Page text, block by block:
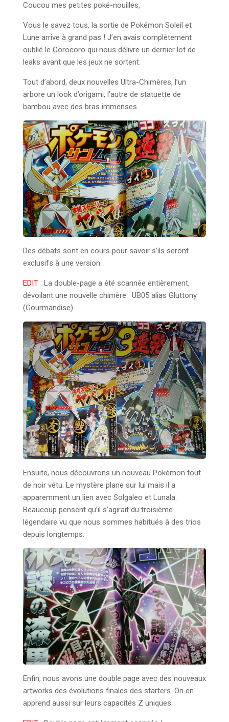
Coucou mes petites poké-nouilles,
Vous le savez tous, la sortie de Pokémon Soleil et
Lune arrive à grand pas ! J’en avais complètement
oublié le Corocoro qui nous délivre un dernier lot de
leaks avant que les jeux ne sortent.
Tout d’abord, deux nouvelles Ultra-Chimères, l’un
arbore un look d’origami, l’autre de statuette de
bambou avec des bras immenses.
Des débats sont en cours pour savoir s’ils seront
exclusifs à une version.
EDIT : La double-page a été scannée entièrement,
dévoilant une nouvelle chimère : UB05 alias Gluttony
(Gourmandise)
Ensuite, nous découvrons un nouveau Pokémon tout
de noir vétu. Le mystère plane sur lui mais il a
apparemment un lien avec Solgaleo et Lunala.
Beaucoup pensent qu’il s’agirait du troisième
légendaire vu que nous sommes habitués à des trios
depuis longtemps.
Enfin, nous avons une double page avec des nouveaux
artworks des évolutions finales des starters. On en
apprend aussi sur leurs capacités Z uniques